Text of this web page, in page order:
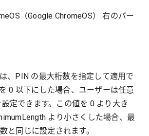
（Google ChromeOS）右のバー
、PIN の最大桁数を指定して適用で
0 以下にした場合、ユーザーは任意
定できます。この値を 0 より大き
より小さくした場合、最
と同じに設定されます。